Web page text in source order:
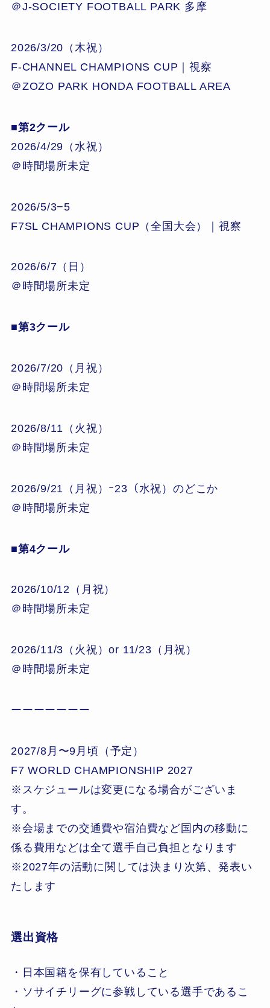
＠J-SOCIETY FOOTBALL PARK 多摩
2026/3/20（木祝）
F-CHANNEL CHAMPIONS CUP｜視察
＠ZOZO PARK HONDA FOOTBALL AREA
■第2クール
2026/4/29（水祝）
＠時間場所未定
2026/5/3−5
F7SL CHAMPIONS CUP（全国大会）｜視察
2026/6/7（日）
＠時間場所未定
■第3クール
2026/7/20（月祝）
＠時間場所未定
2026/8/11（火祝）
＠時間場所未定
2026/9/21（月祝）ｰ23（水祝）のどこか
＠時間場所未定
■第4クール
2026/10/12（月祝）
＠時間場所未定
2026/11/3（火祝）or 11/23（月祝）
＠時間場所未定
ーーーーーーー
2027/8月〜9月頃（予定）
F7 WORLD CHAMPIONSHIP 2027
※スケジュールは変更になる場合がございま
す。
※会場までの交通費や宿泊費など国内の移動に
係る費用などは全て選手自己負担となります
※2027年の活動に関しては決まり次第、発表い
たします
選出資格
・日本国籍を保有していること
・ソサイチリーグに参戦している選手であるこ